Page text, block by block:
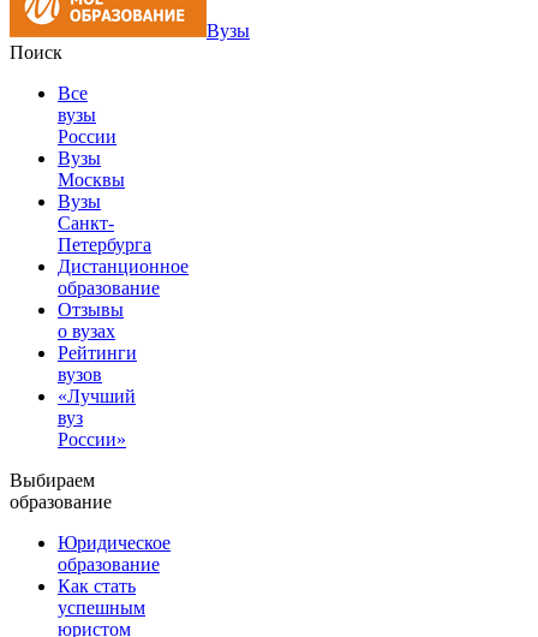
Вузы
Поиск
Все
вузы
России
Вузы
Москвы
Вузы
Санкт-
Петербурга
Дистанционное
образование
Отзывы
о вузах
Рейтинги
вузов
«Лучший
вуз
России»
Выбираем
образование
Юридическое
образование
Как стать
успешным
юристом